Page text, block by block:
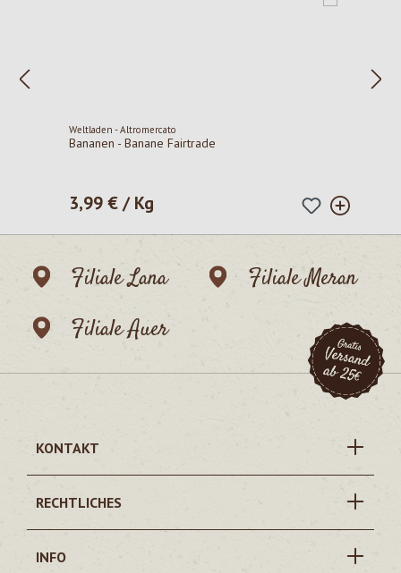
Weltladen - Altromercato
Bananen - Banane Fairtrade
Regulärer Preis:
3,99 € / Kg
Filiale Lana
Filiale Meran
Filiale Auer
KONTAKT
RECHTLICHES
INFO